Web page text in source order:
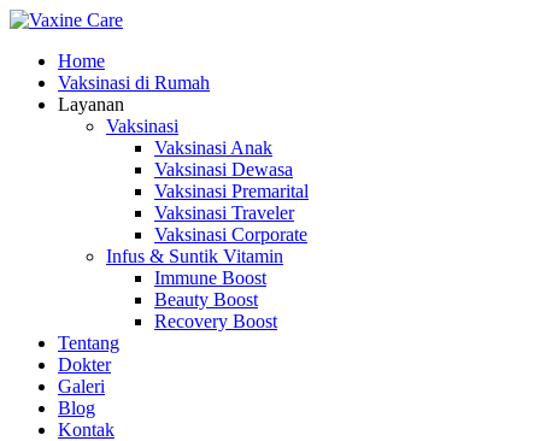
Home
Vaksinasi di Rumah
Layanan
Vaksinasi
Vaksinasi Anak
Vaksinasi Dewasa
Vaksinasi Premarital
Vaksinasi Traveler
Vaksinasi Corporate
Infus & Suntik Vitamin
Immune Boost
Beauty Boost
Recovery Boost
Tentang
Dokter
Galeri
Blog
Kontak